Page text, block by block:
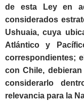
de esta Ley en
considerados
Ushuaia, cuya
Atlántico y
correspondientes;
con Chile,
considerarlo
relevancia para la